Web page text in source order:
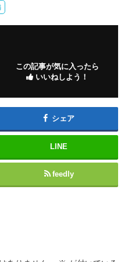
この記事が気に入ったら
いいねしよう！
シェア
LINE
feedly